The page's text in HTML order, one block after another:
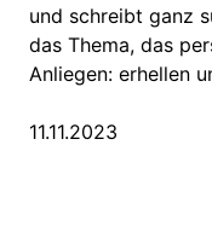
und schreibt ganz
das Thema, das
Anliegen: erhellen
11.11.2023